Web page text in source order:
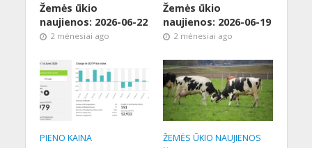
Žemės ūkio
naujienos: 2026-06-22
2 mėnesiai ago
Žemės ūkio
naujienos: 2026-06-19
2 mėnesiai ago
PIENO KAINA ŽEMĖS ŪKIO NAUJIENOS